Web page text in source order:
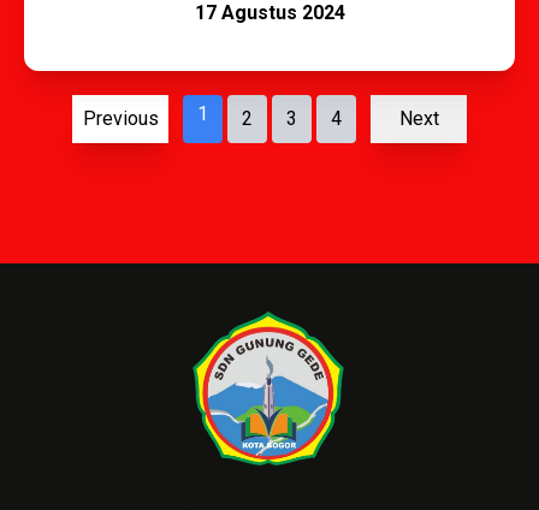
17 Agustus 2024
Previous 1 2 3 4 Next